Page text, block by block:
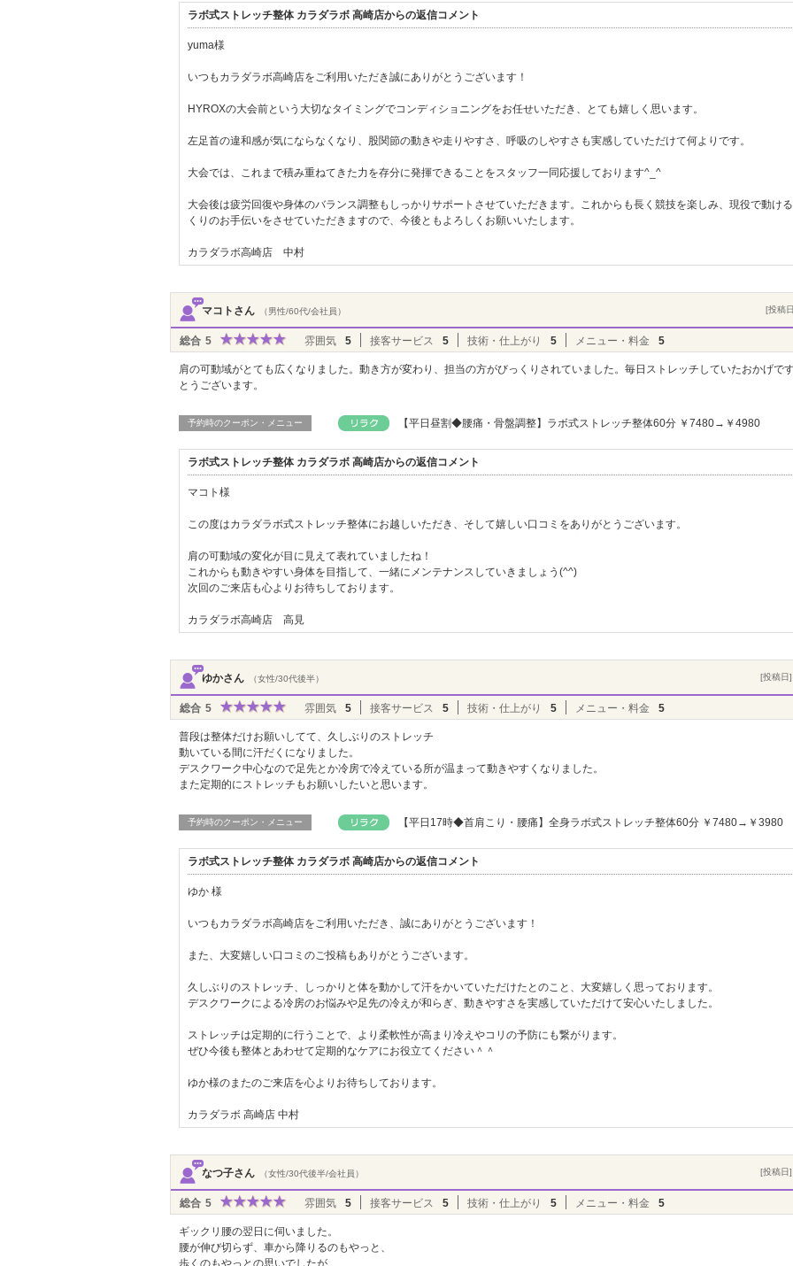
ラボ式ストレッチ整体 カラダラボ 高崎店からの返信コメント
yuma様
いつもカラダラボ高崎店をご利用いただき誠にありがとうございます！
HYROXの大会前という大切なタイミングでコンディショニングをお任せいただき、とても嬉しく思います。
左足首の違和感が気にならなくなり、股関節の動きや走りやすさ、呼吸のしやすさも実感していただけて何よりです。
大会では、これまで積み重ねてきた力を存分に発揮できることをスタッフ一同応援しております^_^
大会後は疲労回復や身体のバランス調整もしっかりサポートさせていただきます。これからも長く競技を楽しみ、現役で動け
くりのお手伝いをさせていただきますので、今後ともよろしくお願いいたします。
カラダラボ高崎店 中村
マコトさん （男性/60代/会社員） [投稿
総合 5 雰囲気 5 接客サービス 5 技術・仕上がり 5 メニュー・料金 5
肩の可動域がとても広くなりました。動き方が変わり、担当の方がびっくりされていました。毎日ストレッチしていたおかげで
とうございます。
予約時のクーポン・メニュー 【平日昼割◆腰痛・骨盤調整】ラボ式ストレッチ整体60分 ￥7480→￥4980
ラボ式ストレッチ整体 カラダラボ 高崎店からの返信コメント
マコト様
この度はカラダラボ式ストレッチ整体にお越しいただき、そして嬉しい口コミをありがとうございます。
肩の可動域の変化が目に見えて表れていましたね！
これからも動きやすい身体を目指して、一緒にメンテナンスしていきましょう(^^)
次回のご来店も心よりお待ちしております。
カラダラボ高崎店 高見
ゆかさん （女性/30代後半） [投稿日
総合 5 雰囲気 5 接客サービス 5 技術・仕上がり 5 メニュー・料金 5
普段は整体だけお願いしてて、久しぶりのストレッチ
動いている間に汗だくになりました。
デスクワーク中心なので足先とか冷房で冷えている所が温まって動きやすくなりました。
また定期的にストレッチもお願いしたいと思います。
予約時のクーポン・メニュー 【平日17時◆首肩こり・腰痛】全身ラボ式ストレッチ整体60分 ￥7480→￥3980
ラボ式ストレッチ整体 カラダラボ 高崎店からの返信コメント
ゆか 様
いつもカラダラボ高崎店をご利用いただき、誠にありがとうございます！
また、大変嬉しい口コミのご投稿もありがとうございます。
久しぶりのストレッチ、しっかりと体を動かして汗をかいていただけたとのこと、大変嬉しく思っております。
デスクワークによる冷房のお悩みや足先の冷えが和らぎ、動きやすさを実感していただけて安心いたしました。
ストレッチは定期的に行うことで、より柔軟性が高まり冷えやコリの予防にも繋がります。
ぜひ今後も整体とあわせて定期的なケアにお役立てください＾＾
ゆか様のまたのご来店を心よりお待ちしております。
カラダラボ 高崎店 中村
なつ子さん （女性/30代後半/会社員） [投稿日
総合 5 雰囲気 5 接客サービス 5 技術・仕上がり 5 メニュー・料金 5
ギックリ腰の翌日に伺いました。
腰が伸び切らず、車から降りるのもやっと、
歩くのもやっとの思いでしたが